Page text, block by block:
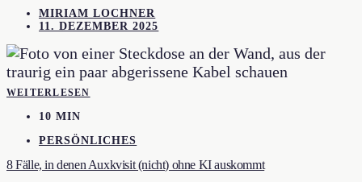
MIRIAM LOCHNER
11. DEZEMBER 2025
WEITERLESEN
10 MIN
PERSÖNLICHES
8 Fälle, in denen Auxkvisit (nicht) ohne KI auskommt